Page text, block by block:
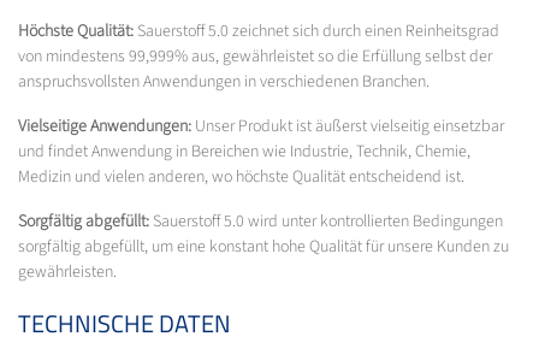
Höchste Qualität: Sauerstoff 5.0 zeichnet sich durch einen Reinheitsgrad
von mindestens 99,999% aus, gewährleistet so die Erfüllung selbst der
anspruchsvollsten Anwendungen in verschiedenen Branchen.
Vielseitige Anwendungen: Unser Produkt ist äußerst vielseitig einsetzbar
und findet Anwendung in Bereichen wie Industrie, Technik, Chemie,
Medizin und vielen anderen, wo höchste Qualität entscheidend ist.
Sorgfältig abgefüllt: Sauerstoff 5.0 wird unter kontrollierten Bedingungen
sorgfältig abgefüllt, um eine konstant hohe Qualität für unsere Kunden zu
gewährleisten.
TECHNISCHE DATEN